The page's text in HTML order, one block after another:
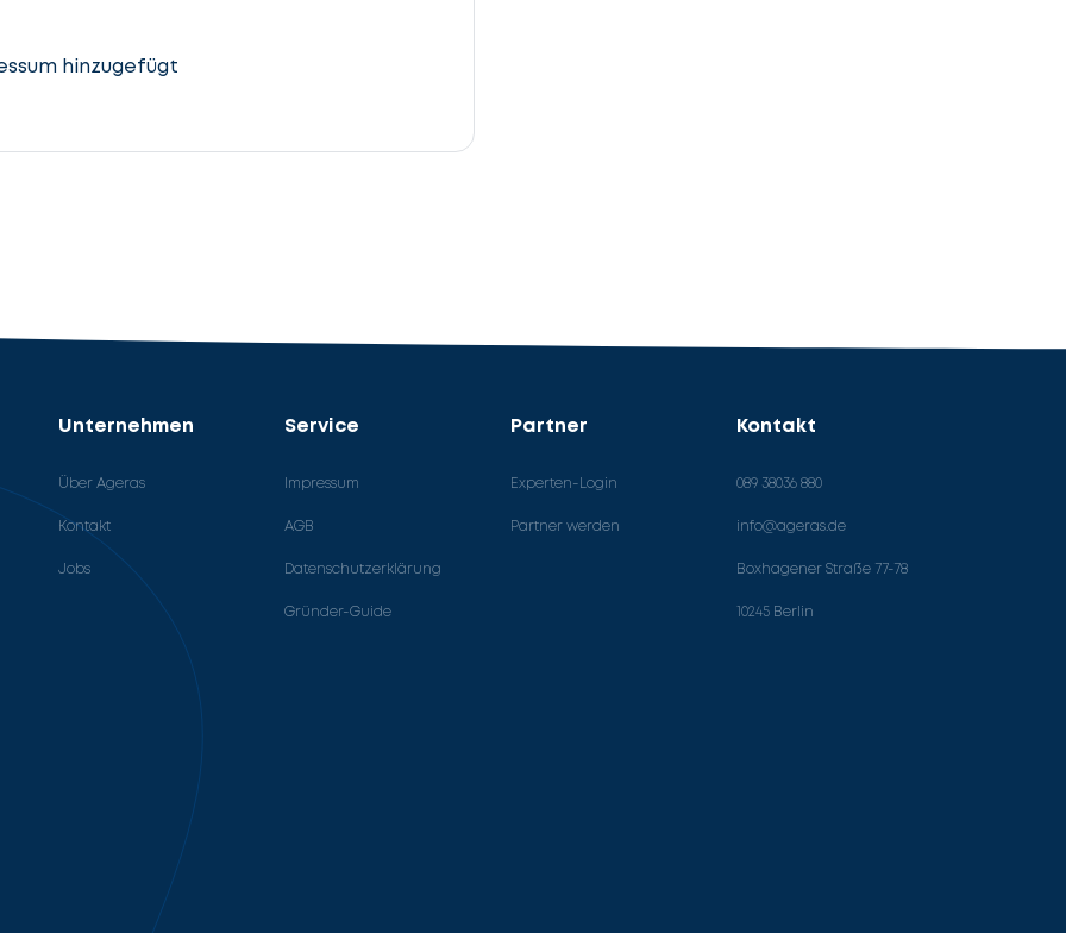
hinzugefügt
Unternehmen
Über Ageras
Kontakt
Jobs
Service
Impressum
AGB
Datenschutzerklärung
Gründer-Guide
Partner
Experten-Login
Partner werden
Kontakt
089 38036 880
info@ageras.de
Boxhagener Straße 77-78
10245 Berlin